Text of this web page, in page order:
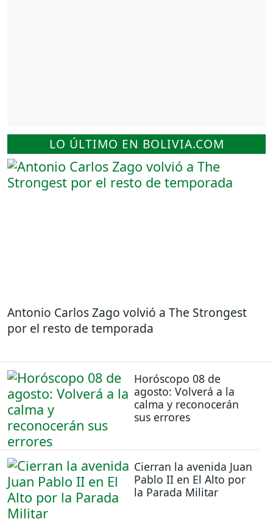
LO ÚLTIMO EN BOLIVIA.COM
Antonio Carlos Zago volvió a The Strongest
por el resto de temporada
Horóscopo 08 de
agosto: Volverá a la
calma y reconocerán
sus errores
Cierran la avenida Juan
Pablo II en El Alto por
la Parada Militar